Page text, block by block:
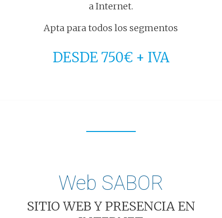
a Internet.
Apta para todos los segmentos
DESDE 750€ + IVA
Web SABOR
SITIO WEB Y PRESENCIA EN